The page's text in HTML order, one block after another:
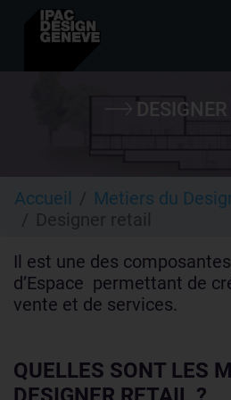
Accueil
Metiers du
Designer retail
Il est une des
d’Espace permettant de
vente et de services.
QUELLES SONT LES